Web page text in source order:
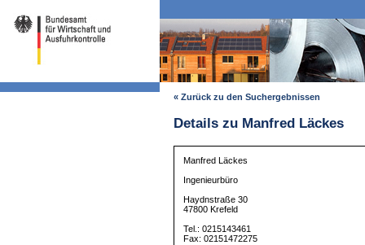
« Zurück zu den Suchergebnissen
Details zu Manfred Läckes
Manfred Läckes
Ingenieurbüro
Haydnstraße 30
47800 Krefeld
Tel.: 0215143461
Fax: 02151472275